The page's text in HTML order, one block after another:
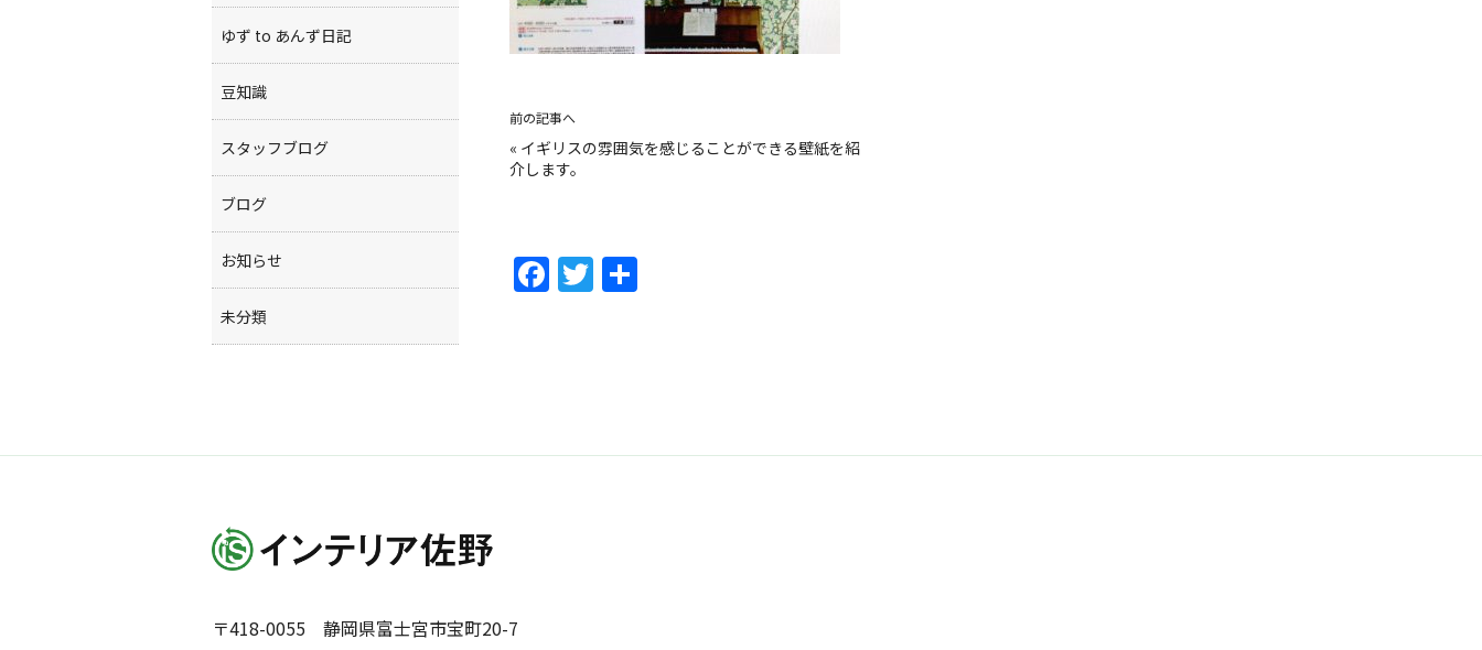
前の記事へ
« イギリスの雰囲気を感じることができる壁紙を紹
介します。
F
o
T
ゆず to あんず日記
豆知識
スタッフブログ
ブログ
お知らせ
未分類
〒418-0055 静岡県富士宮市宝町20-7